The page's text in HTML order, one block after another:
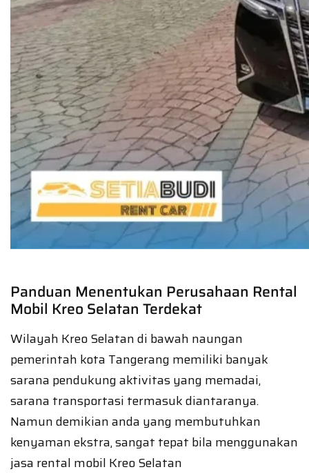
Panduan Menentukan Perusahaan Rental
Mobil Kreo Selatan Terdekat
Wilayah Kreo Selatan di bawah naungan
pemerintah kota Tangerang memiliki banyak
sarana pendukung aktivitas yang memadai,
sarana transportasi termasuk diantaranya.
Namun demikian anda yang membutuhkan
kenyaman ekstra, sangat tepat bila menggunakan
jasa rental mobil Kreo Selatan